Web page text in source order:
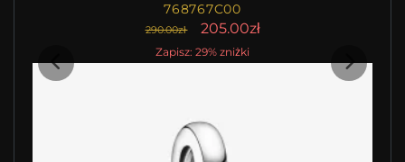
768767C00
290.00zł 205.00zł
Zapisz: 29% zniżki